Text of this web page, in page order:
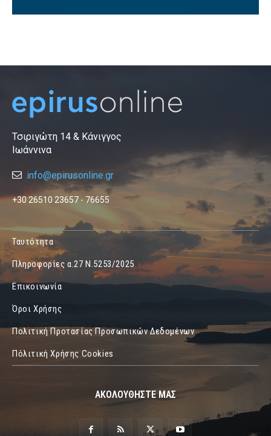
Τσιριγώτη 14 & Κάνιγγος
Ιωάννινα
info@epirusonline.gr
+30 26510 23657 - 76655
Ταυτότητα
Πληροφορίες α.27 Ν.5253/2025
Επικοινωνία
Όροι Χρήσης
Πολιτική Προτασίας Προσωπικών Δεδομένων
Πόλιτική Χρήσης Cookies
ΑΚΟΛΟΥΘΗΣΤΕ ΜΑΣ